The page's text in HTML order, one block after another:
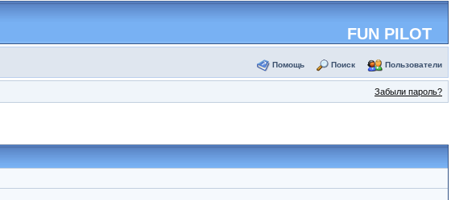
FUN PILOT
Помощь Поиск Пользователи
Забыли пароль?